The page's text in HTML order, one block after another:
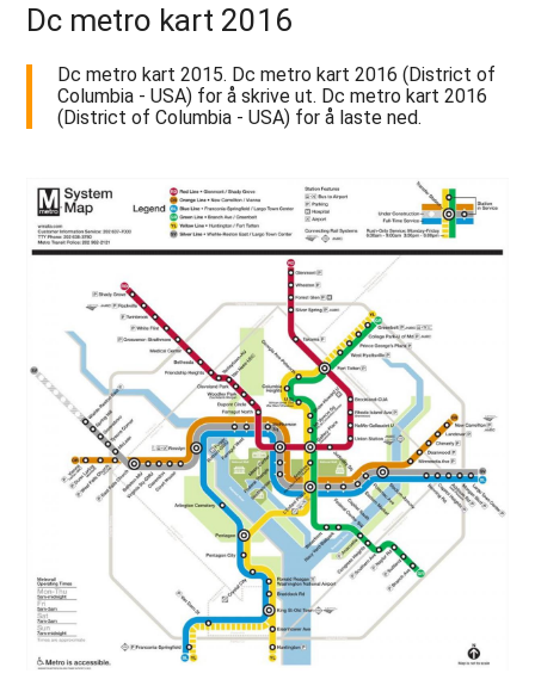
Dc metro kart 2016
Dc metro kart 2015. Dc metro kart 2016 (District of
Columbia - USA) for å skrive ut. Dc metro kart 2016
(District of Columbia - USA) for å laste ned.